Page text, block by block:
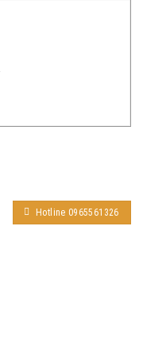
Hotline 0965561326